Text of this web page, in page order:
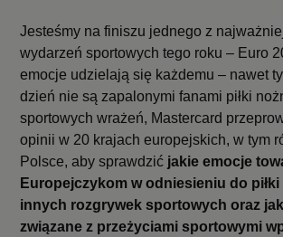
Jesteśmy na finiszu jednego z
wydarzeń sportowych tego roku – Euro
emocje udzielają się każdemu – nawet
dzień nie są zapalonymi fanami piłki
sportowych wrażeń, Mastercard
opinii w 20 krajach europejskich, w tym
Polsce, aby sprawdzić jakie emocje
Europejczykom w odniesieniu do
innych rozgrywek sportowych oraz
związane z przeżyciami sportowymi